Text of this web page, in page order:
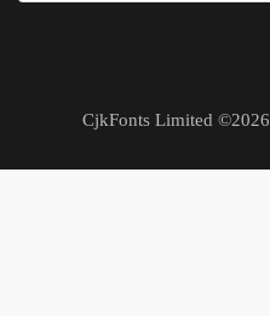
CjkFonts Limited ©2026